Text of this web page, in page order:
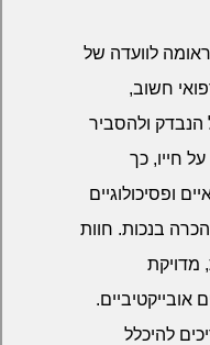
לוועדה של
חשוב,
ולהסביר
חייו, כך
ופסיכולוגיים
בנכות. חוות
מדויקת
אובייקטיביים.
להיכלל